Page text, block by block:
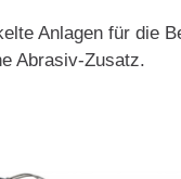
Anlagen für die
Abrasiv-Zusatz.